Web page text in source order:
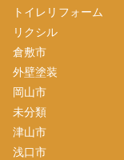
トイレリフォーム
リクシル
倉敷市
外壁塗装
岡山市
未分類
津山市
浅口市